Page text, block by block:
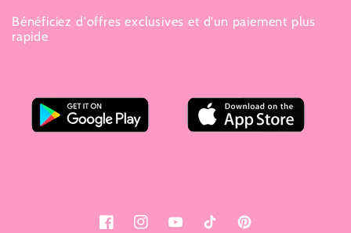
Bénéficiez d'offres exclusives et d'un paiement plus
rapide